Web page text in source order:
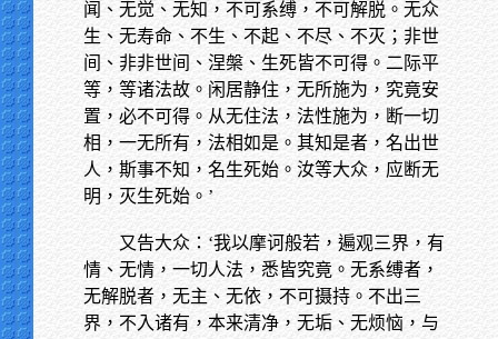
闻、无觉、无知，不可系缚，不可解脱。无众
生、无寿命、不生、不起、不尽、不灭；非世
间、非非世间、涅槃、生死皆不可得。二际平
等，等诸法故。闲居静住，无所施为，究竟安
置，必不可得。从无住法，法性施为，断一切
相，一无所有，法相如是。其知是者，名出世
人，斯事不知，名生死始。汝等大众，应断无
明，灭生死始。’
又告大众：‘我以摩诃般若，遍观三界，有
情、无情，一切人法，悉皆究竟。无系缚者，
无解脱者，无主、无依，不可摄持。不出三
界，不入诸有，本来清净，无垢、无烦恼，与